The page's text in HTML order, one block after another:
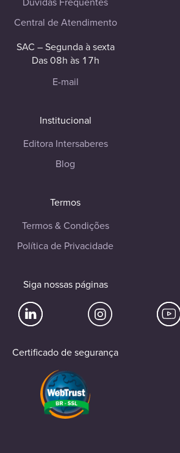
Central de Atendimento
SAC – Segunda à sexta
Das 08h às 17h
E-mail
Institucional
Editora Intersaberes
Blog
Termos
Termos & Condições
Política de Privacidade
Siga nossas páginas
Certificado de segurança